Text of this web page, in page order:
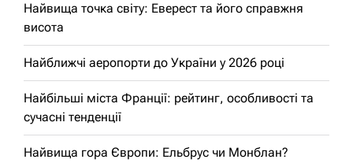
Найвища точка світу: Еверест та його справжня
висота
Найближчі аеропорти до України у 2026 році
Найбільші міста Франції: рейтинг, особливості та
сучасні тенденції
Найвища гора Європи: Ельбрус чи Монблан?